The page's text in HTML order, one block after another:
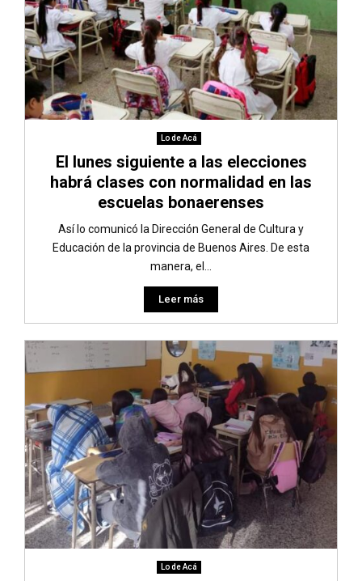
Lo de Acá
El lunes siguiente a las elecciones
habrá clases con normalidad en las
escuelas bonaerenses
Así lo comunicó la Dirección General de Cultura y
Educación de la provincia de Buenos Aires. De esta
manera, el...
Leer más
Lo de Acá